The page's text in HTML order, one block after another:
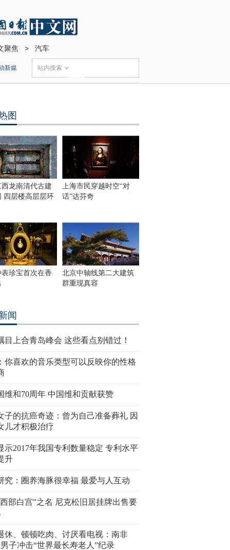
聚焦 > 汽车
新媒 站内搜索
图
龙南清代古建
四层楼高层层环
上海市民穿越时空“对
话”达芬奇
珍宝首次在香
北京中轴线第二大建筑
群重现真容
闻
目上合青岛峰会 这些看点别错过！
你喜欢的音乐类型可以反映你的性格
维和70周年 中国维和贡献获赞
子的抗癌奇迹：曾为自己准备葬礼 因
儿才积极治疗
示2017年我国专利数量稳定 专利水平
升
究：圈养海豚很幸福 最爱与人互动
部白宫”之名 尼克松旧居挂牌出售要
休、顿顿吃肉、讨厌看电视：南非
子冲击“世界最长寿老人”纪录